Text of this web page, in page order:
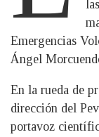
Emergencias
Ángel
En la rueda de
dirección del
portavoz